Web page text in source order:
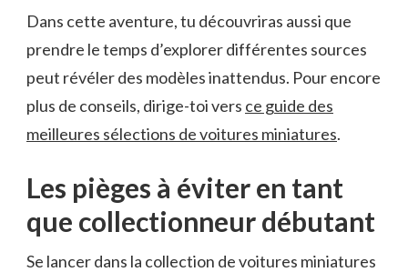
Dans cette aventure, tu découvriras aussi que
prendre le temps d’explorer différentes sources
peut révéler des modèles inattendus. Pour encore
plus de conseils, dirige-toi vers ce guide des
meilleures sélections de voitures miniatures.
Les pièges à éviter en tant
que collectionneur débutant
Se lancer dans la collection de voitures miniatures